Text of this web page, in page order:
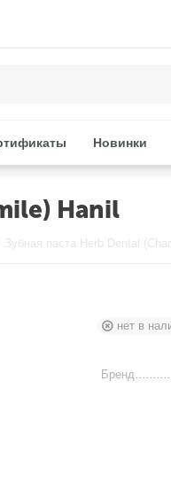
Новинки
Hanil
Зубная паста Herb Dental
нет в
Бренд